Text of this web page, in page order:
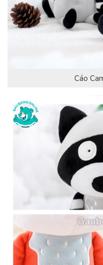
Cáo